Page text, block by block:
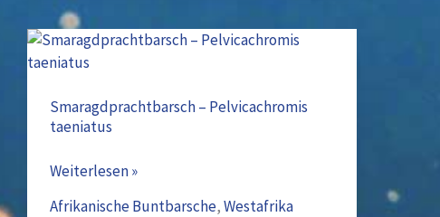
Smaragdprachtbarsch – Pelvicachromis
taeniatus
Smaragdprachtbarsch
Pelvicachromis
taeniatus
Weiterlesen »
Afrikanische Buntbarsche,Westafrika